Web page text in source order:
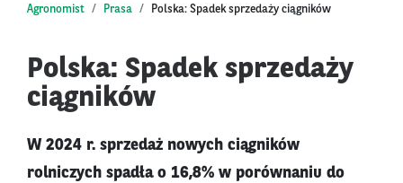
Agronomist Prasa Polska: Spadek sprzedaży ciągników
Polska: Spadek sprzedaży
ciągników
W 2024 r. sprzedaż nowych ciągników
rolniczych spadła o 16,8% w porównaniu do